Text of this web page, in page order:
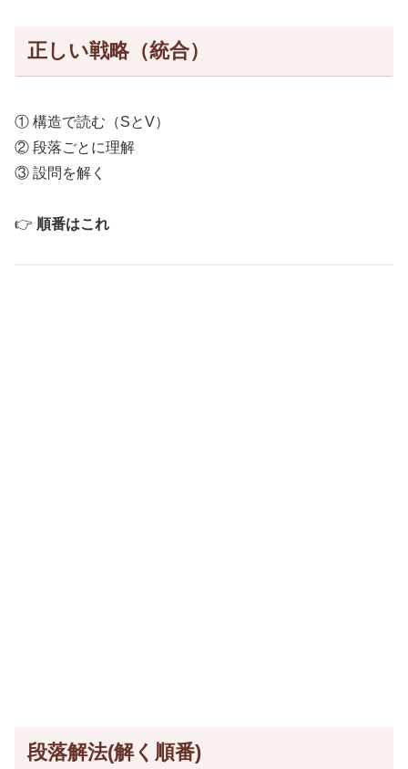
正しい戦略（統合）
① 構造で読む（SとV）
② 段落ごとに理解
③ 設問を解く
👉 順番はこれ
段落解法(解く順番)